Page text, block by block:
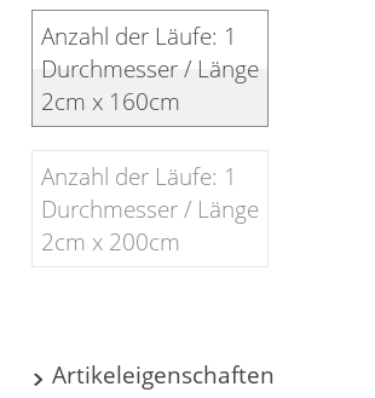
Anzahl der Läufe: 1
Durchmesser / Länge
2cm x 160cm
Anzahl der Läufe: 1
Durchmesser / Länge
2cm x 200cm
Artikeleigenschaften